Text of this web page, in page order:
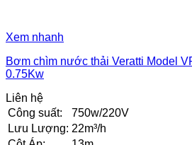
Xem nhanh
Bơm chìm nước thải Veratti Model
0.75Kw
Liên hệ
Công suất:
750w/220V
Lưu Lượng: 22m³/h